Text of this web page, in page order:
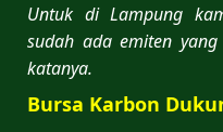
Untuk di Lampung
sudah ada emiten
katanya.
Bursa Karbon